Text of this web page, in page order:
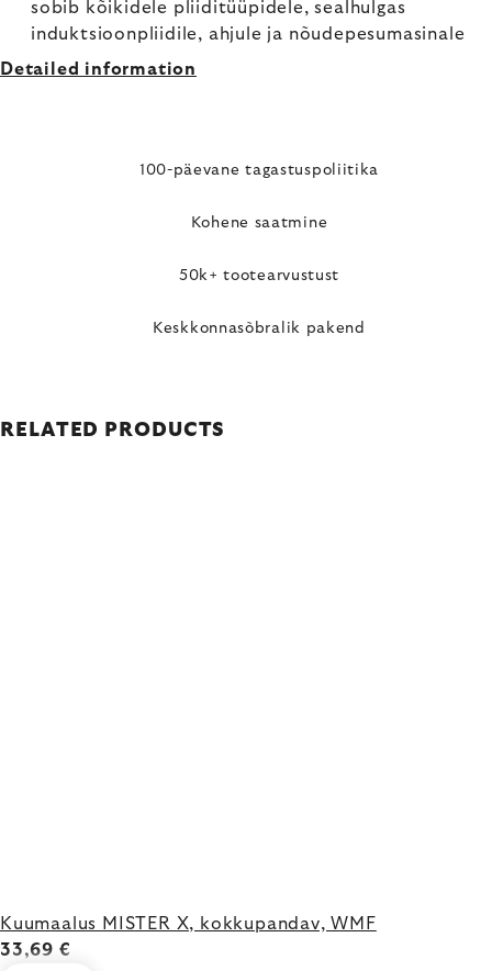
sobib kõikidele pliiditüüpidele, sealhulgas
induktsioonpliidile, ahjule ja nõudepesumasinale
Detailed information
100-päevane tagastuspoliitika
Kohene saatmine
50k+ tootearvustust
Keskkonnasõbralik pakend
RELATED PRODUCTS
Kuumaalus MISTER X, kokkupandav, WMF
33,69 €